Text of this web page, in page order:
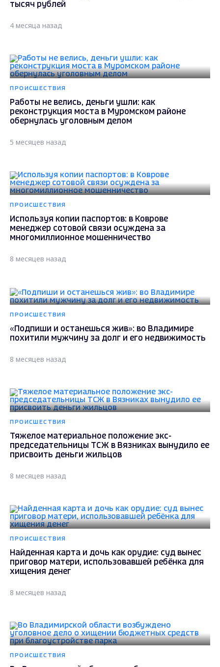
тысяч рублей
4 месяца назад
ПРОИСШЕСТВИЯ
Работы не велись, деньги ушли: как
реконструкция моста в Муромском районе
обернулась уголовным делом
5 месяцев назад
ПРОИСШЕСТВИЯ
Используя копии паспортов: в Коврове
менеджер сотовой связи осуждена за
многомиллионное мошенничество
8 месяцев назад
ПРОИСШЕСТВИЯ
«Подпиши и останешься жив»: во Владимире
похитили мужчину за долг и его недвижимость
8 месяцев назад
ПРОИСШЕСТВИЯ
Тяжелое материальное положение экс-
председательницы ТСЖ в Вязниках вынудило ее
присвоить деньги жильцов
8 месяцев назад
ПРОИСШЕСТВИЯ
Найденная карта и дочь как орудие: суд вынес
приговор матери, использовавшей ребёнка для
хищения денег
8 месяцев назад
ПРОИСШЕСТВИЯ